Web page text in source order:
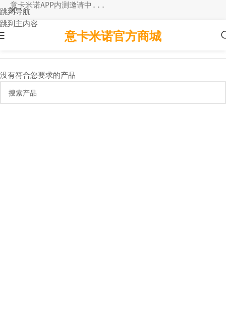
跳到导航
跳到主内容
意卡米诺APP内测邀请中...
意卡米诺官方商城
没有符合您要求的产品